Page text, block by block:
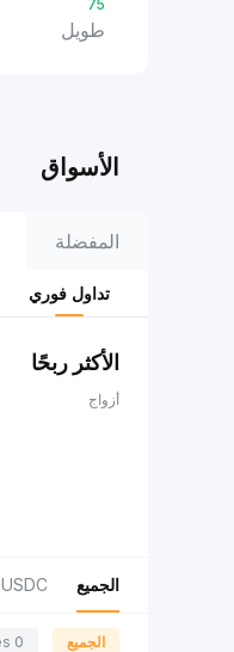
75
طويل
الأسواق
المفضلة
تداول فوري
الأكثر ربحًا
أزواج
الجميع USDC
الجميع 0 Fees